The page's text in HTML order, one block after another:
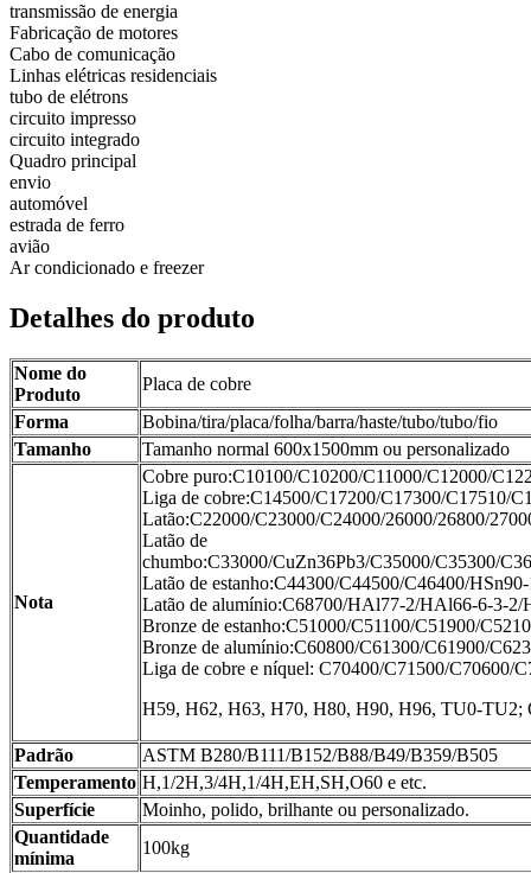
transmissão de energia
Fabricação de motores
Cabo de comunicação
Linhas elétricas residenciais
tubo de elétrons
circuito impresso
circuito integrado
Quadro principal
envio
automóvel
estrada de ferro
avião
Ar condicionado e freezer
Detalhes do produto
Nome do
Produto
Placa de cobre
Forma
Bobina/tira/placa/folha/barra/haste/tubo/tubo/fio
Tamanho
Tamanho normal 600x1500mm ou personalizado
Nota
Cobre puro:C10100/C10200/C11000/C12000/
Liga de cobre:C14500/C17200/C17300/C17510/
Latão:C22000/C23000/C24000/26000/26800/
Latão de
chumbo:C33000/CuZn36Pb3/C35000/C35300/
Latão de estanho:C44300/C44500/C46400/
Latão de alumínio:C68700/HAl77-2/HAl66-6-3-2/
Bronze de estanho:C51000/C51100/C51900/
Bronze de alumínio:C60800/C61300/C61900/
Liga de cobre e níquel: C70400/C71500/C70600/
H59, H62, H63, H70, H80, H90, H96, TU0-TU2;
Padrão
ASTM B280/B111/B152/B88/B49/B359/B505
Temperamento H,1/2H,3/4H,1/4H,EH,SH,O60 e etc.
Superfície
Moinho, polido, brilhante ou personalizado.
Quantidade
mínima
100kg